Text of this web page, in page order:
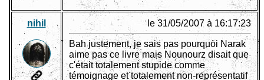
nihil le 31/05/2007 à 16:17:23
Bah justement, je sais pas pourquoi Narak
aime pas ce livre mais Nounourz disait que
c'était totalement stupide comme
témoignage et totalement non-représentatif